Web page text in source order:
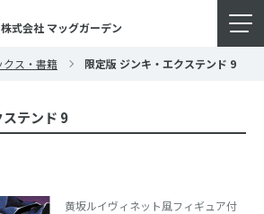
株式会社 マッグガーデン
クス・書籍 限定版 ジンキ・エクステンド 9
テンド 9
黄坂ルイヴィネット風フィギュア付